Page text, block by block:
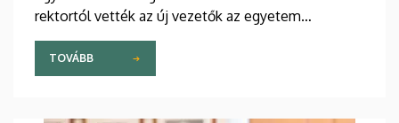
rektortól vették az új vezetők az egyetem
Főépületének Rektori Tanácstermében. A
kinevezések öt évre szólnak.
TOVÁBB